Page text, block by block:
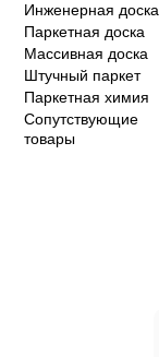
Инженерная доска
Паркетная доска
Массивная доска
Штучный паркет
Паркетная химия
Сопутствующие
товары